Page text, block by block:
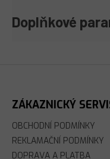
Doplňkové
ZÁKAZNICKÝ
OBCHODNÍ PODMÍNKY
REKLAMAČNÍ PODMÍNKY
DOPRAVA A PLATBA